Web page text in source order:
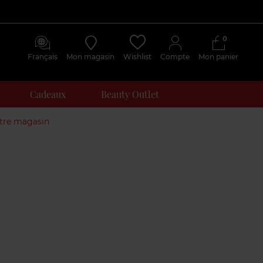
Français Mon magasin Wishlist Compte Mon panier
0
Cadeaux Beauty Outlet
magasin